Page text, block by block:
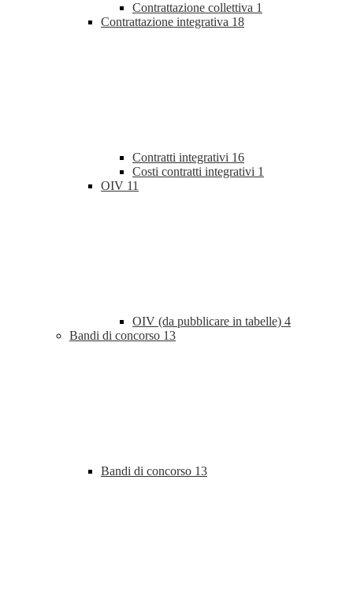
Contrattazione collettiva 1
Contrattazione integrativa 18
Contratti integrativi 16
Costi contratti integrativi 1
OIV 11
OIV (da pubblicare in tabelle) 4
Bandi di concorso 13
Bandi di concorso 13